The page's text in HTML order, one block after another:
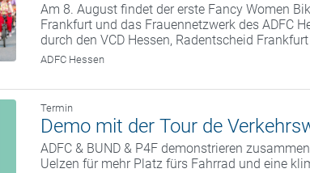
Am 8. August findet der erste Fancy Women
Frankfurt und das Frauennetzwerk des ADFC
durch den VCD Hessen, Radentscheid
ADFC Hessen
Termin
Demo mit der Tour de
ADFC & BUND & P4F demonstrieren
Uelzen für mehr Platz fürs Fahrrad und eine